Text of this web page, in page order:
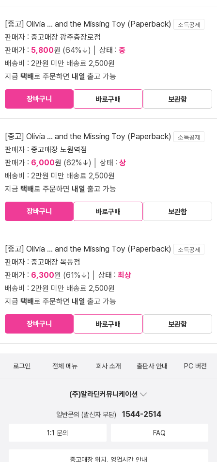
[중고] Olivia ... and the Missing Toy (Paperback) 소득공제
판매자 : 중고매장 광주충장로점
판매가 : 5,800원 (64%↓) │ 상태 : 중
배송비 : 2만원 미만 배송료 2,500원
지금 택배로 주문하면 내일 출고 가능
장바구니 바로구매 보관함
[중고] Olivia ... and the Missing Toy (Paperback) 소득공제
판매자 : 중고매장 노원역점
판매가 : 6,000원 (62%↓) │ 상태 : 상
배송비 : 2만원 미만 배송료 2,500원
지금 택배로 주문하면 내일 출고 가능
장바구니 바로구매 보관함
[중고] Olivia ... and the Missing Toy (Paperback) 소득공제
판매자 : 중고매장 목동점
판매가 : 6,300원 (61%↓) │ 상태 : 최상
배송비 : 2만원 미만 배송료 2,500원
지금 택배로 주문하면 내일 출고 가능
장바구니 바로구매 보관함
로그인 전체 메뉴 회사 소개 출판사 안내 PC 버전
(주)알라딘커뮤니케이션
일반문의 (발신자 부담) 1544-2514
1:1 문의 FAQ
중고매장 위치, 영업시간 안내